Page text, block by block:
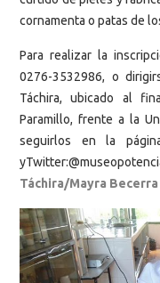
cornamenta o patas de
Para realizar la
0276-3532986, o
Táchira, ubicado al
Paramillo, frente a la
seguirlos en la
Táchira/Mayra Becerra